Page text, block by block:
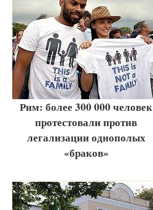
Рим: более 300 000 человек
протестовали против
легализации однополых
«браков»